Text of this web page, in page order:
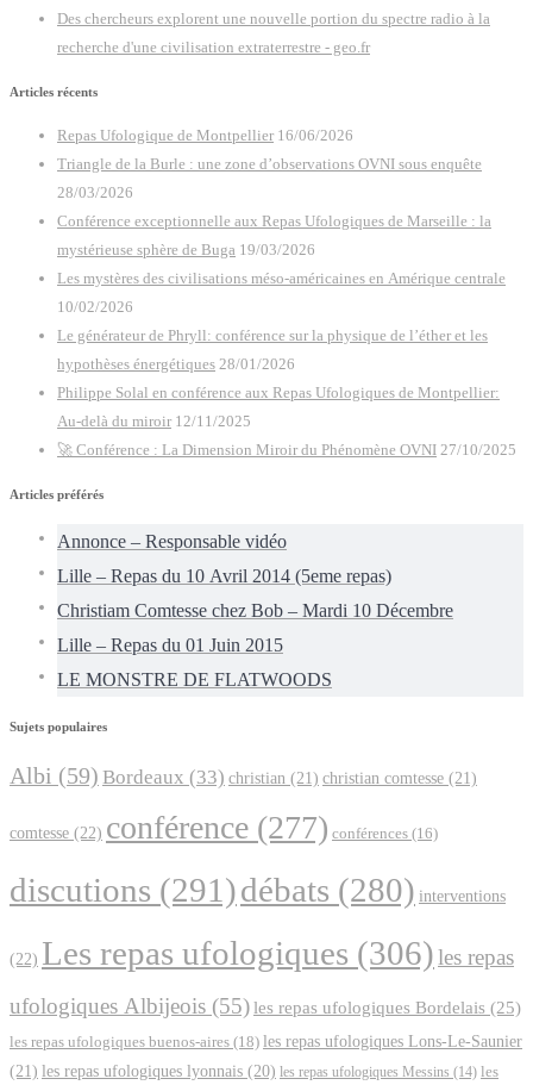
Des chercheurs explorent une nouvelle portion du spectre radio à la
recherche d'une civilisation extraterrestre - geo.fr
Articles récents
Repas Ufologique de Montpellier 16/06/2026
Triangle de la Burle : une zone d’observations OVNI sous enquête
28/03/2026
Conférence exceptionnelle aux Repas Ufologiques de Marseille : la
mystérieuse sphère de Buga 19/03/2026
Les mystères des civilisations méso-américaines en Amérique centrale
10/02/2026
Le générateur de Phryll: conférence sur la physique de l’éther et les
hypothèses énergétiques 28/01/2026
Philippe Solal en conférence aux Repas Ufologiques de Montpellier:
Au-delà du miroir 12/11/2025
🚀 Conférence : La Dimension Miroir du Phénomène OVNI 27/10/2025
Articles préférés
Annonce – Responsable vidéo
Lille – Repas du 10 Avril 2014 (5eme repas)
Christiam Comtesse chez Bob – Mardi 10 Décembre
Lille – Repas du 01 Juin 2015
LE MONSTRE DE FLATWOODS
Sujets populaires
Albi (59) Bordeaux (33) christian (21) christian comtesse (21)
comtesse (22) conférence (277) conférences (16)
discutions (291)débats (280) interventions
(22) Les repas ufologiques (306)les repas
ufologiques Albijeois (55)les repas ufologiques Bordelais (25)
les repas ufologiques buenos-aires (18) les repas ufologiques Lons-Le-Saunier
(21) les repas ufologiques lyonnais (20) les repas ufologiques Messins (14) les